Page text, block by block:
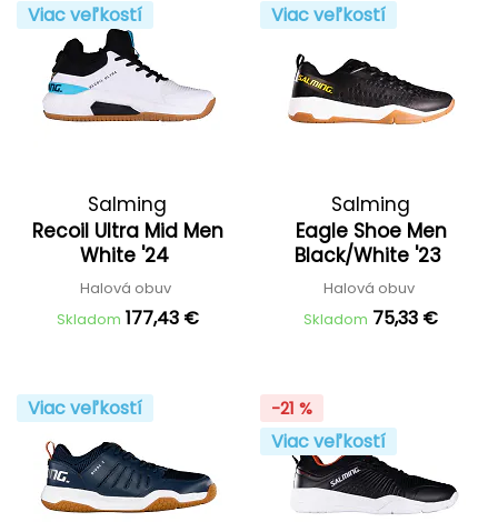
Viac veľkostí
Salming
Recoil Ultra Mid Men
White '24
Halová obuv
Skladom 177,43 €
Viac veľkostí
Salming
Eagle Shoe Men
Black/White '23
Halová obuv
Skladom 75,33 €
Viac veľkostí -21 %
Viac veľkostí